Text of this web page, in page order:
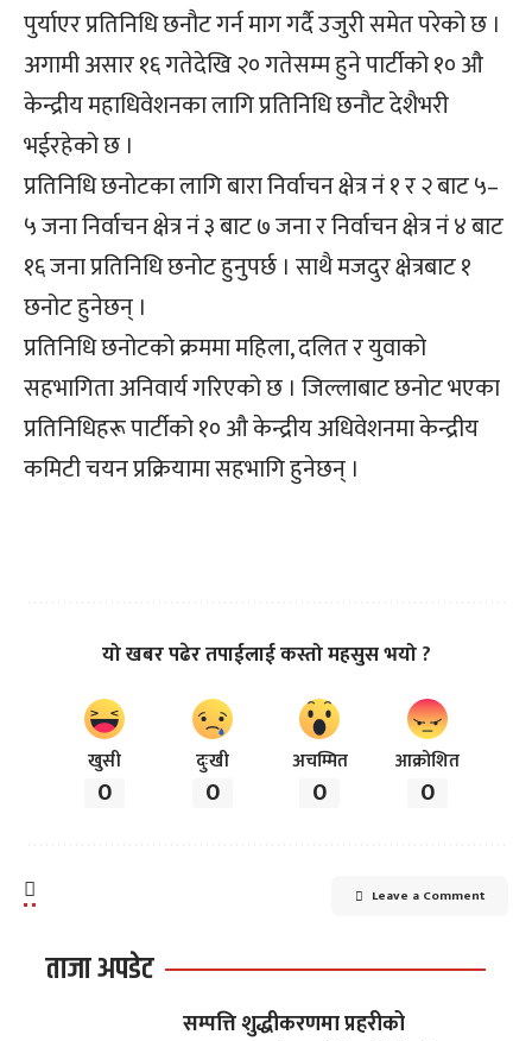
पुर्याएर प्रतिनिधि छनौट गर्न माग गर्दै उजुरी समेत परेको छ ।
अगामी असार १६ गतेदेखि २० गतेसम्म हुने पार्टीको १० औ
केन्द्रीय महाधिवेशनका लागि प्रतिनिधि छनौट देशैभरी
भईरहेको छ ।
प्रतिनिधि छनोटका लागि बारा निर्वाचन क्षेत्र नं १ र २ बाट ५–
५ जना निर्वाचन क्षेत्र नं ३ बाट ७ जना र निर्वाचन क्षेत्र नं ४ बाट
१६ जना प्रतिनिधि छनोट हुनुपर्छ । साथै मजदुर क्षेत्रबाट १
छनोट हुनेछन् ।
प्रतिनिधि छनोटको क्रममा महिला, दलित र युवाको
सहभागिता अनिवार्य गरिएको छ । जिल्लाबाट छनोट भएका
प्रतिनिधिहरू पार्टीको १० औ केन्द्रीय अधिवेशनमा केन्द्रीय
कमिटी चयन प्रक्रियामा सहभागि हुनेछन् ।
यो खबर पढेर तपाईलाई कस्तो महसुस भयो ?
खुसी
0
दुःखी
0
अचम्मित
0
आक्रोशित
0
Leave a Comment
ताजा अपडेट
सम्पत्ति शुद्धीकरणमा प्रहरीको